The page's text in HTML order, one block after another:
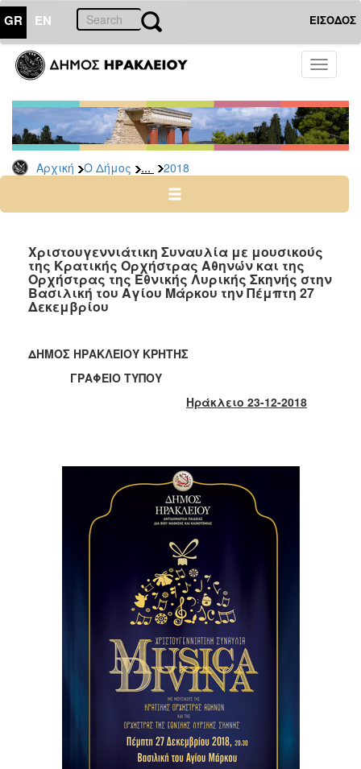
GR EN ΕΙΣΟΔΟΣ
Toggle
Αρχική Ο Δήμος ... 2018
ΔΗΜΟΣ
Δελτία
Τύπου
Αρχείο
2026
2024
2022
2021
2020
2018
2017
2010
Χριστουγεννιάτικη Συναυλία με μουσικούς
της Κρατικής Ορχήστρας Αθηνών και της
Ορχήστρας της Εθνικής Λυρικής Σκηνής στην
Βασιλική του Αγίου Μάρκου την Πέμπτη 27
Δεκεμβρίου
ΔΗΜΟΣ ΗΡΑΚΛΕΙΟΥ ΚΡΗΤΗΣ
ΓΡΑΦΕΙΟ ΤΥΠΟΥ
Ηράκλειο 23-12-2018